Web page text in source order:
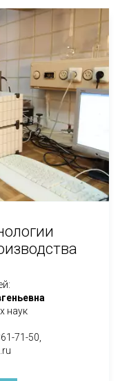
наук
71-50,